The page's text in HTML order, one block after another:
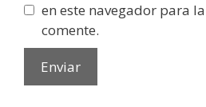
en este navegador para
comente.